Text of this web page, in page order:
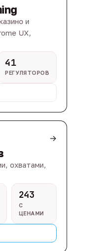
и
UX,
41
РЕГУЛЯТОРОВ
→
охватами,
243
С
ЦЕНАМИ